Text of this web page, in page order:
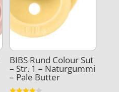
BIBS Rund Colour Sut
– Str. 1 – Naturgummi
– Pale Butter